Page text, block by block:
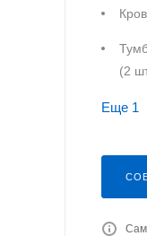
(2
Еще 1